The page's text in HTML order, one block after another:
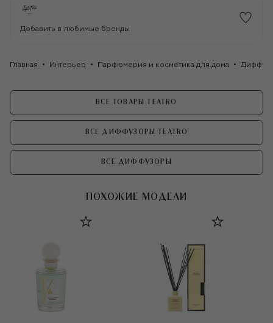
Добавить в любимые бренды
Главная Интерьер Парфюмерия и косметика для дома
ВСЕ ТОВАРЫ TEATRO
ВСЕ ДИФФУЗОРЫ TEATRO
ВСЕ ДИФФУЗОРЫ
ПОХОЖИЕ МОДЕЛИ